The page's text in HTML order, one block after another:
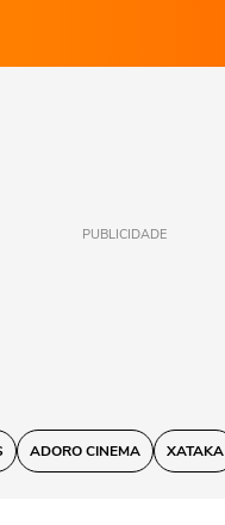
PUBLICIDADE
ADORO CINEMA XATAKA